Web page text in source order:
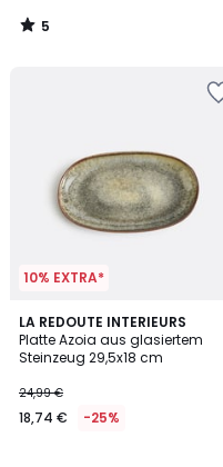
5
/
10% EXTRA*
LA REDOUTE INTERIEURS
Platte Azoia aus glasiertem
Steinzeug 29,5x18 cm
24,99 €
18,74 € -25%
5
/
5